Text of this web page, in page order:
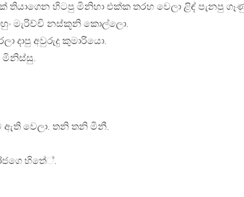
හිටපු මිනිහා එක්ක තරහ වෙලා ළිඳ් පැනපු
මැරිච්චි නස්කූනි කොල්ලො.
දාපු අවුරුදු කුමාරියො.
මිනිස්සු.
වෙලා. තනි තනි මිනී.
හිතේ්.